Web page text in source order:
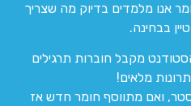
אנו מלמדים בדיוק מה שצריך
בבחינה.
מקבל חוברות תרגילים
מלאים!
ואם מתווסף חומר חדש אז